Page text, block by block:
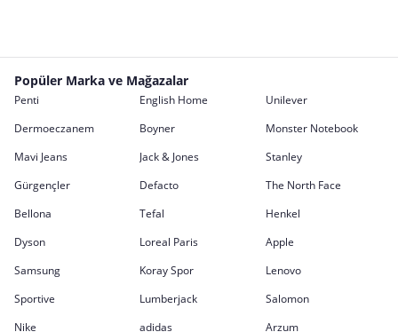
Popüler Marka ve Mağazalar
Penti English Home
Unilever
Dermoeczanem
Boyner
Monster Notebook
Mavi Jeans
Jack & Jones
Stanley
Gürgençler
Defacto
The North Face
Bellona
Tefal
Henkel
Dyson
Loreal Paris
Apple
Samsung
Koray Spor
Lenovo
Sportive
Lumberjack
Salomon
Nike
adidas Arzum